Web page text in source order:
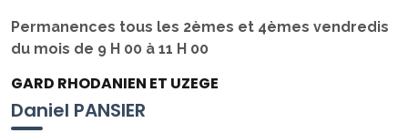
Permanences tous les 2èmes et 4èmes vendredis
du mois de 9 H 00 à 11 H 00
GARD RHODANIEN ET UZEGE
Daniel PANSIER